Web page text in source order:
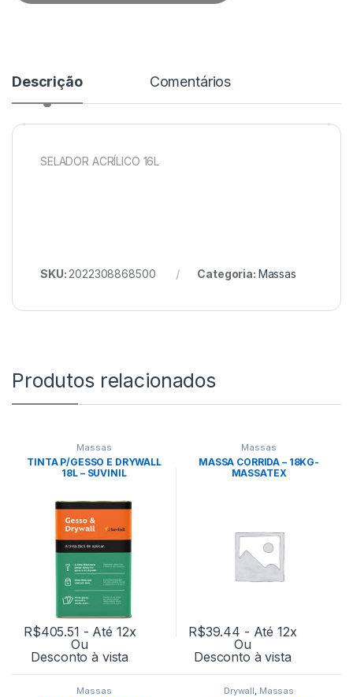
Descrição Comentários
SELADOR ACRÍLICO 16L
SKU: 2022308868500 Categoria: Massas
Produtos relacionados
Massas
TINTA P/GESSO E DRYWALL
18L – SUVINIL
R$405.51 - Até 12x
Ou
Desconto à vista
Massas
MASSA CORRIDA – 18KG-
MASSATEX
R$39.44 - Até 12x
Ou
Desconto à vista
Massas Drywall, Massas